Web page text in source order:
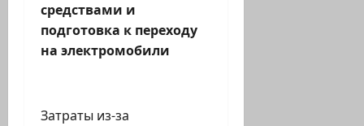
средствами и
подготовка к переходу
на электромобили
Затраты из-за